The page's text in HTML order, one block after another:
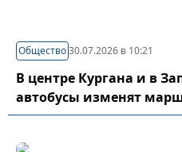
Общество30.07.2026 в 10:21
В центре Кургана и в
автобусы изменят